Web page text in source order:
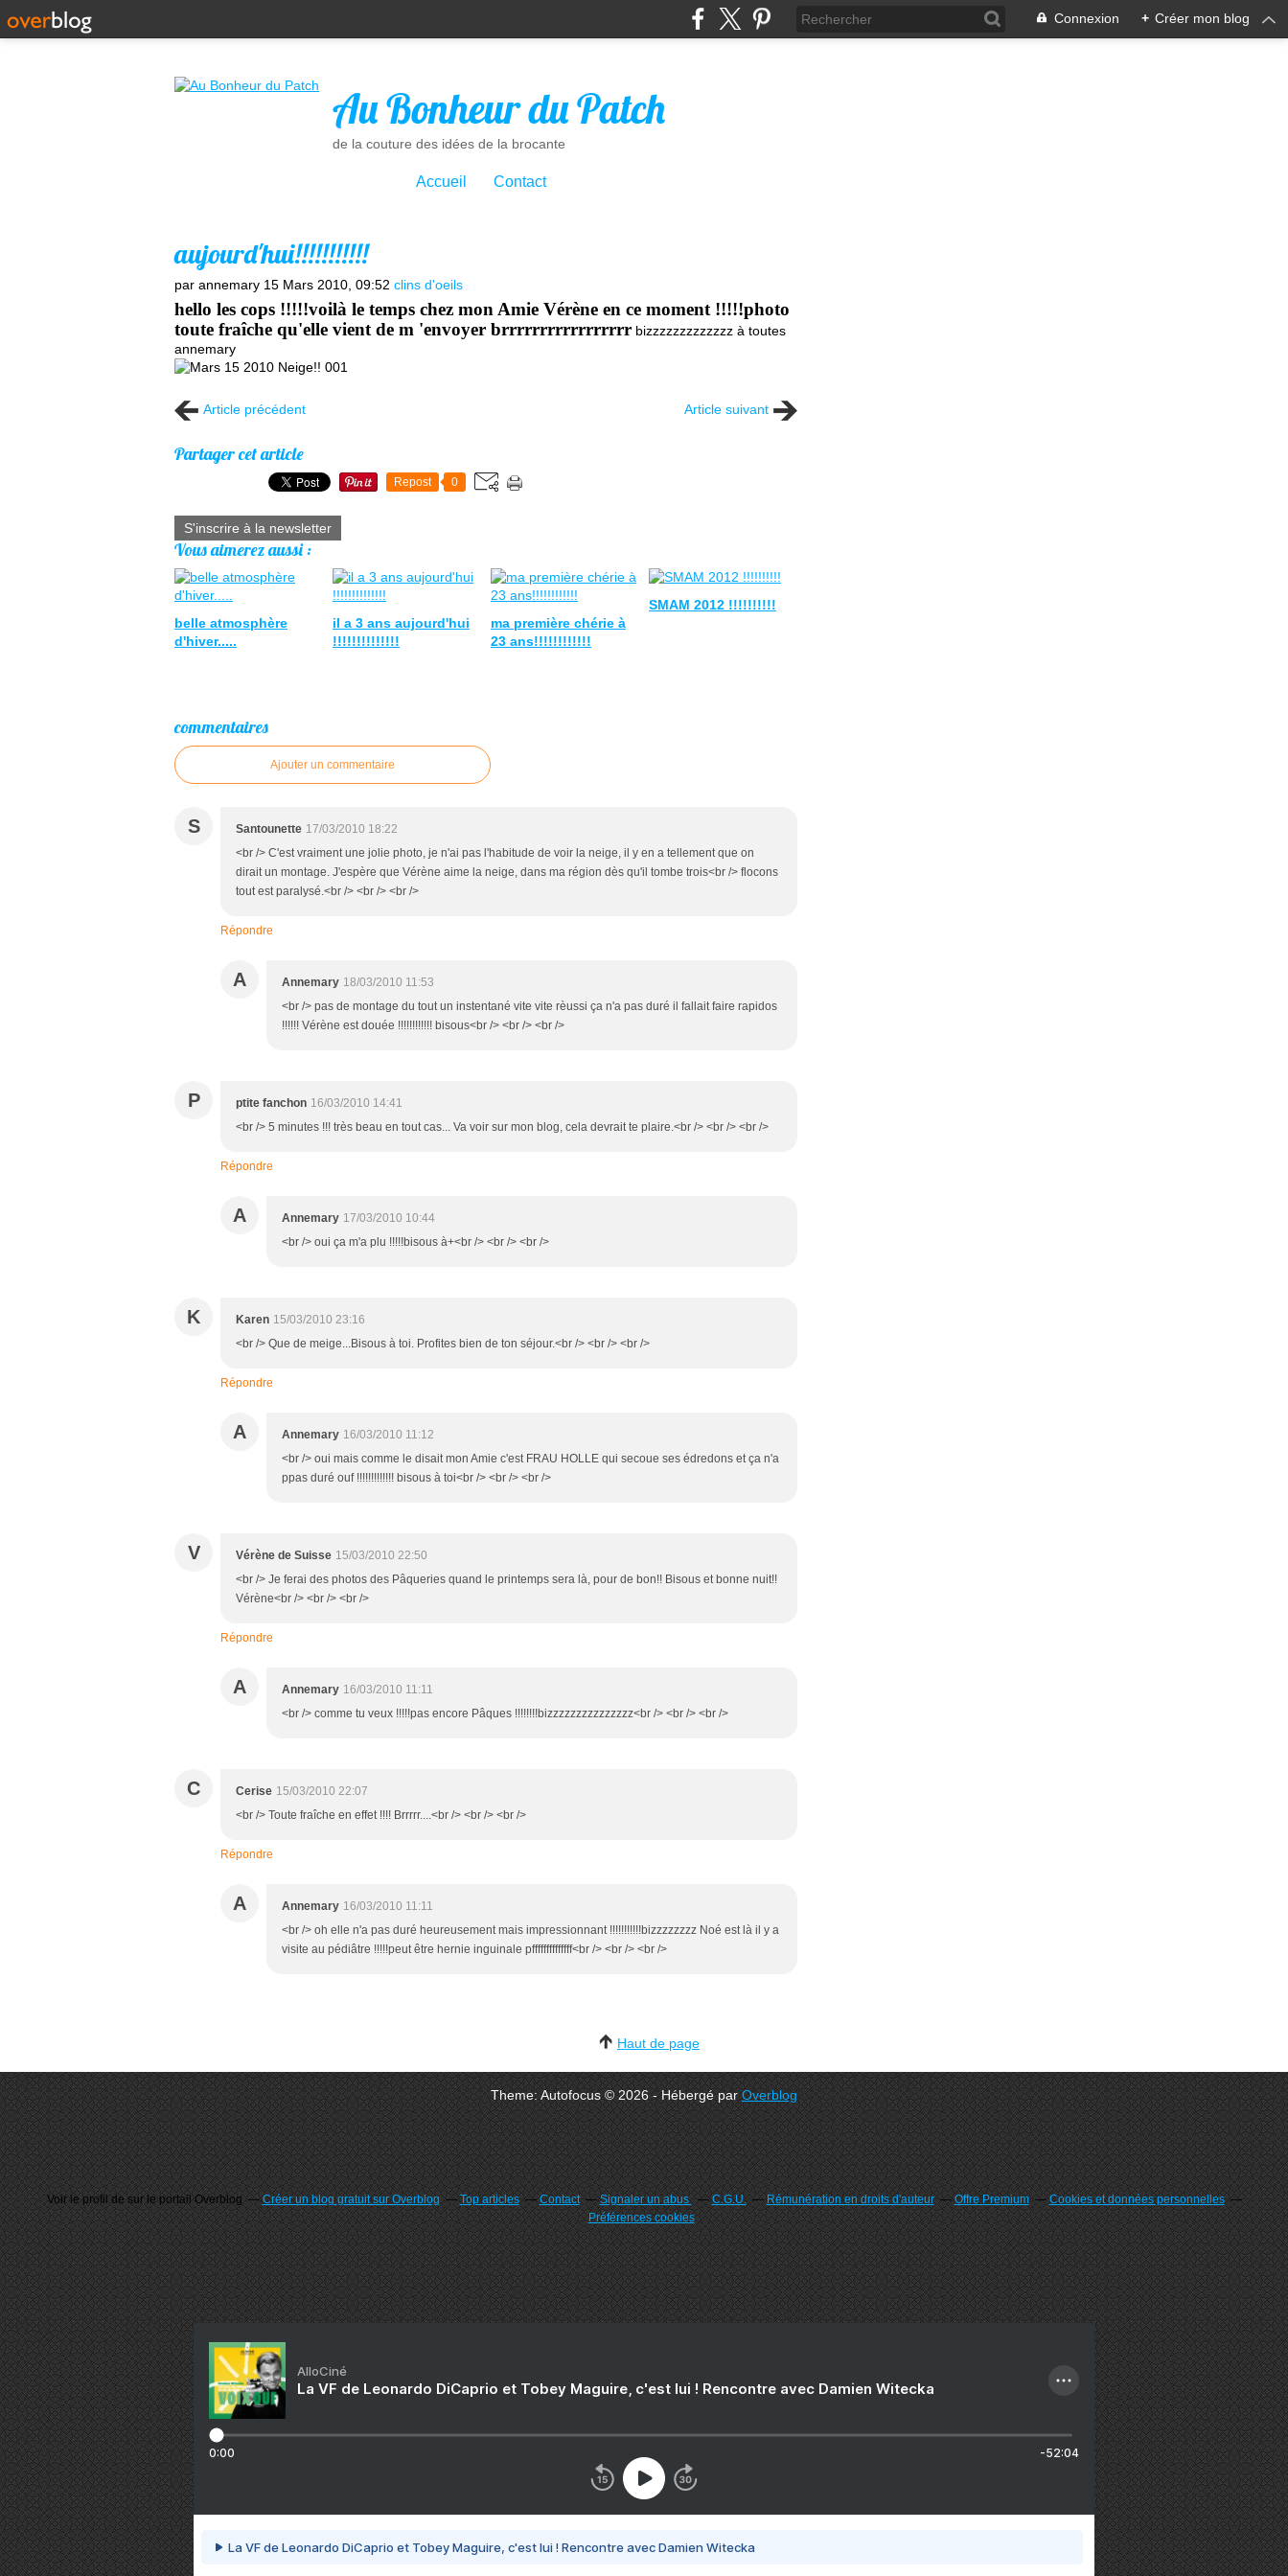
Connexion + Créer mon blog
Au Bonheur du Patch
de la couture des idées de la brocante
Accueil Contact
aujourd'hui!!!!!!!!!!!
par annemary 15 Mars 2010, 09:52 clins d'oeils
hello les cops !!!!!voilà le temps chez mon Amie Vérène en ce moment !!!!!photo
toute fraîche qu'elle vient de m 'envoyer brrrrrrrrrrrrrrrrr bizzzzzzzzzzzzz à toutes
annemary
Article précédent Article suivant
Partager cet article
Repost 0
S'inscrire à la newsletter
Vous aimerez aussi :
belle atmosphère
d'hiver.....
il a 3 ans aujourd'hui
!!!!!!!!!!!!!!
ma première chérie à
23 ans!!!!!!!!!!!!
SMAM 2012 !!!!!!!!!!
commentaires
Ajouter un commentaire
S Santounette 17/03/2010 18:22
<br /> C'est vraiment une jolie photo, je n'ai pas l'habitude de voir la neige, il y en a tellement que on
dirait un montage. J'espère que Vérène aime la neige, dans ma région dès qu'il tombe trois<br /> flocons
tout est paralysé.<br /> <br /> <br />
Répondre
A Annemary 18/03/2010 11:53
<br /> pas de montage du tout un instentané vite vite rèussi ça n'a pas duré il fallait faire rapidos
!!!!!! Vérène est douée !!!!!!!!!!!! bisous<br /> <br /> <br />
P ptite fanchon 16/03/2010 14:41
<br /> 5 minutes !!! très beau en tout cas... Va voir sur mon blog, cela devrait te plaire.<br /> <br /> <br />
Répondre
A Annemary 17/03/2010 10:44
<br /> oui ça m'a plu !!!!!bisous à+<br /> <br /> <br />
K Karen 15/03/2010 23:16
<br /> Que de meige...Bisous à toi. Profites bien de ton séjour.<br /> <br /> <br />
Répondre
A Annemary 16/03/2010 11:12
<br /> oui mais comme le disait mon Amie c'est FRAU HOLLE qui secoue ses édredons et ça n'a
ppas duré ouf !!!!!!!!!!!!! bisous à toi<br /> <br /> <br />
V Vérène de Suisse 15/03/2010 22:50
<br /> Je ferai des photos des Pâqueries quand le printemps sera là, pour de bon!! Bisous et bonne nuit!!
Vérène<br /> <br /> <br />
Répondre
A Annemary 16/03/2010 11:11
<br /> comme tu veux !!!!!pas encore Pâques !!!!!!!!bizzzzzzzzzzzzzzz<br /> <br /> <br />
C Cerise 15/03/2010 22:07
<br /> Toute fraîche en effet !!!! Brrrrr....<br /> <br /> <br />
Répondre
A Annemary 16/03/2010 11:11
<br /> oh elle n'a pas duré heureusement mais impressionnant !!!!!!!!!!!bizzzzzzzz Noé est là il y a
visite au pédiâtre !!!!!peut être hernie inguinale pffffffffffffff<br /> <br /> <br />
Haut de page
Theme: Autofocus © 2026 - Hébergé parOverblog
Voir le profil desur le portail Overblog Créer un blog gratuit sur Overblog Top articles Contact Signaler un abus C.G.U. Rémunération en droits d'auteur Offre Premium
Cookies et données personnelles
Préférences cookies
AlloCiné
La VF de Leonardo DiCaprio et Tobey Maguire, c'est lui ! Rencontre avec Damien Witecka
0:00 -52:04
La VF de Leonardo DiCaprio et Tobey Maguire, c'est lui ! Rencontre avec Damien Witecka